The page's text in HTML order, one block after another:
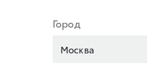
Город
Москва